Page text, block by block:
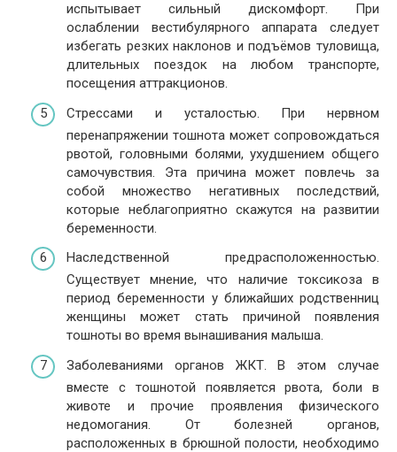
испытывает сильный дискомфорт. При
ослаблении вестибулярного аппарата следует
избегать резких наклонов и подъёмов туловища,
длительных поездок на любом транспорте,
посещения аттракционов.
Стрессами и усталостью. При нервном
перенапряжении тошнота может сопровождаться
рвотой, головными болями, ухудшением общего
самочувствия. Эта причина может повлечь за
собой множество негативных последствий,
которые неблагоприятно скажутся на развитии
беременности.
Наследственной предрасположенностью.
Существует мнение, что наличие токсикоза в
период беременности у ближайших родственниц
женщины может стать причиной появления
тошноты во время вынашивания малыша.
Заболеваниями органов ЖКТ. В этом случае
вместе с тошнотой появляется рвота, боли в
животе и прочие проявления физического
недомогания. От болезней органов,
расположенных в брюшной полости, необходимо